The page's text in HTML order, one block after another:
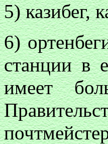
5) казибег,
6)
станции в
имеет